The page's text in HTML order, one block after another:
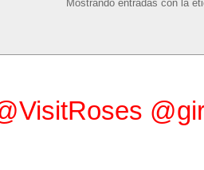
Mostrando entradas con la